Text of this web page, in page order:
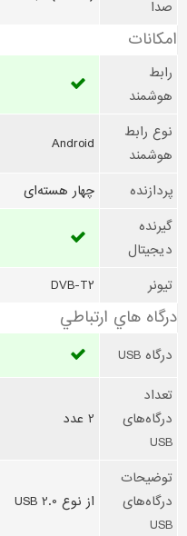
صدا
امکانات
رابط
هوشمند
نوع رابط
هوشمند
Android
پردازنده
چهار هسته‌ای
گیرنده
دیجیتال
تیونر
DVB-T2
درگاه هاي ارتباطي
درگاه USB
تعداد
درگاه‌های
USB
2 عدد
توضیحات
درگاه‌های
USB
از نوع USB 2.0